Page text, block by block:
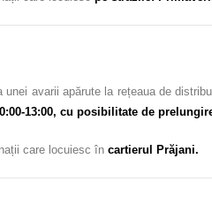
unei avarii apărute la rețeaua de
13:00, cu posibilitate de
care locuiesc în cartierul Prăjani.